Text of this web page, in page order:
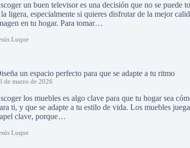
un buen televisor es una decisión que no se puede
ligera, especialmente si quieres disfrutar de la mejor
en tu hogar. Para tomar…
Luque
un espacio perfecto para que se adapte a tu ritmo
de marzo de 2026
los muebles es algo clave para que tu hogar sea
ti, y que se adapte a tu estilo de vida. Los muebles
clave, porque…
Luque